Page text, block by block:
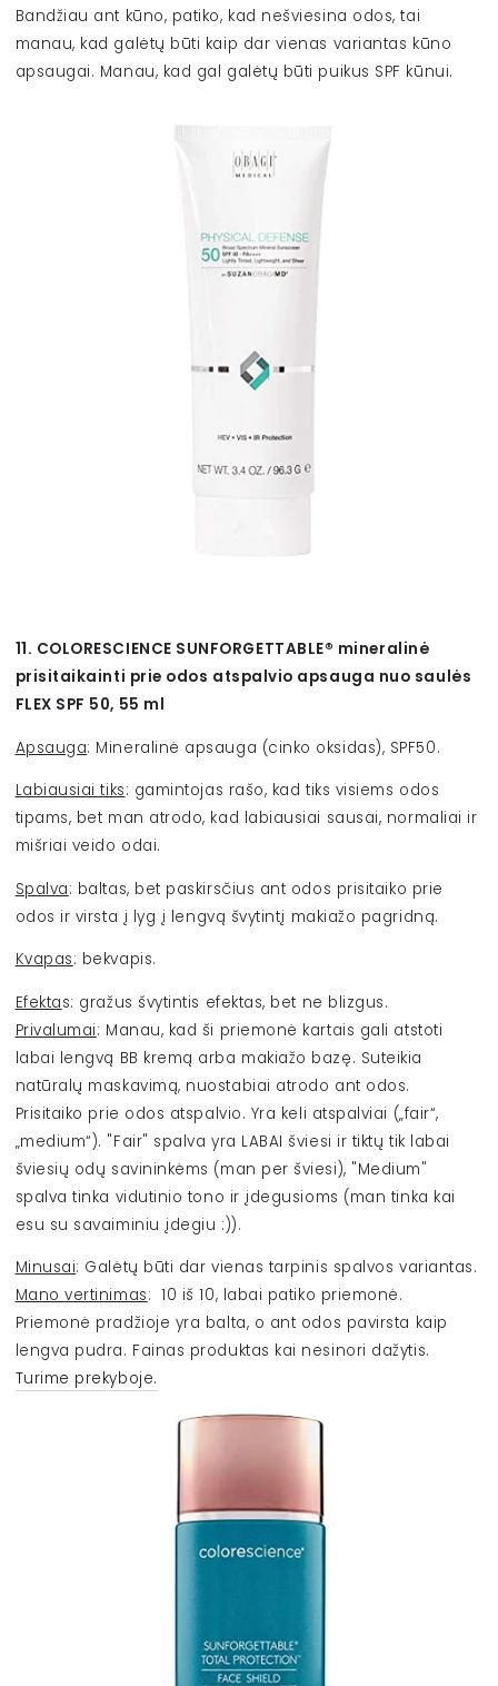
Bandžiau ant kūno, patiko, kad nešviesina odos, tai
manau, kad galėtų būti kaip dar vienas variantas kūno
apsaugai. Manau, kad gal galėtų būti puikus SPF kūnui.
11. COLORESCIENCE SUNFORGETTABLE® mineralinė
prisitaikainti prie odos atspalvio apsauga nuo saulės
FLEX SPF 50, 55 ml
Apsauga: Mineralinė apsauga (cinko oksidas), SPF50.
Labiausiai tiks: gamintojas rašo, kad tiks visiems odos
tipams, bet man atrodo, kad labiausiai sausai, normaliai ir
mišriai veido odai.
Spalva: baltas, bet paskirsčius ant odos prisitaiko prie
odos ir virsta į lyg į lengvą švytintį makiažo pagridną.
Kvapas: bekvapis.
Efektas: gražus švytintis efektas, bet ne blizgus.
Privalumai: Manau, kad ši priemonė kartais gali atstoti
labai lengvą BB kremą arba makiažo bazę. Suteikia
natūralų maskavimą, nuostabiai atrodo ant odos.
Prisitaiko prie odos atspalvio. Yra keli atspalviai („fair“,
„medium“). "Fair" spalva yra LABAI šviesi ir tiktų tik labai
šviesių odų savininkėms (man per šviesi), "Medium"
spalva tinka vidutinio tono ir įdegusioms (man tinka kai
esu su savaiminiu įdegiu :)).
Minusai: Galėtų būti dar vienas tarpinis spalvos variantas.
Mano vertinimas: 10 iš 10, labai patiko priemonė.
Priemonė pradžioje yra balta, o ant odos pavirsta kaip
lengva pudra. Fainas produktas kai nesinori dažytis.
Turime prekyboje.